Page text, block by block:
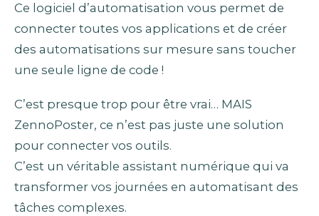
Ce logiciel d’automatisation vous permet de
connecter toutes vos applications et de créer
des automatisations sur mesure sans toucher
une seule ligne de code !
C’est presque trop pour être vrai… MAIS
ZennoPoster, ce n’est pas juste une solution
pour connecter vos outils.
C’est un véritable assistant numérique qui va
transformer vos journées en automatisant des
tâches complexes.